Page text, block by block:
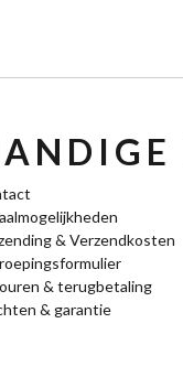
& Verzendkosten
& terugbetaling
& garantie